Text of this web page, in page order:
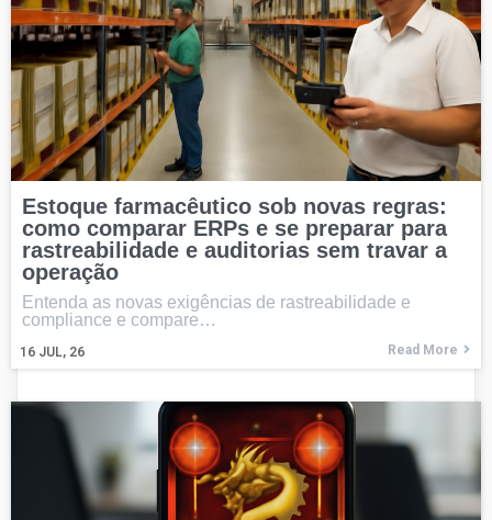
Estoque farmacêutico sob novas regras:
como comparar ERPs e se preparar para
rastreabilidade e auditorias sem travar a
operação
16 JUL, 26
Entenda as novas exigências de rastreabilidade e
compliance e compare…
Read More